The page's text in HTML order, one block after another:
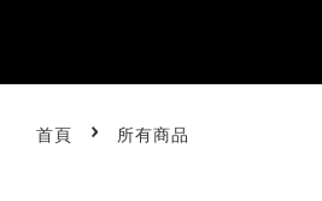
首頁 › 所有商品